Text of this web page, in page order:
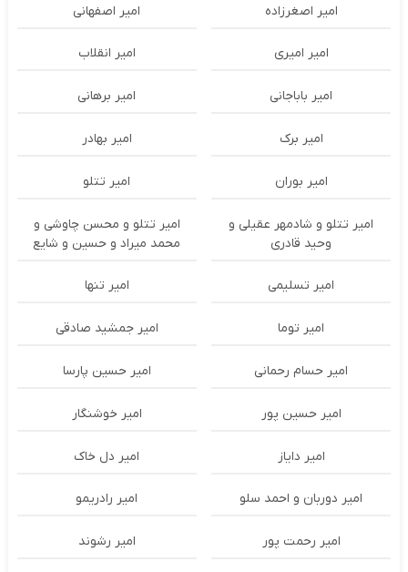
امیر اصغرزاده امیر اصفهانی
امیر امیری امیر انقلاب
امیر باباجانی امیر برهانی
امیر برک امیر بهادر
امیر بوران امیر تتلو
امیر تتلو و شادمهر عقیلی و
وحید قادری
امیر تتلو و محسن چاوشی و
محمد میراد و حسین و شایع
امیر تسلیمی امیر تنها
امیر توما امیر جمشید صادقی
امیر حسام رحمانی امیر حسین پارسا
امیر حسین پور امیر خوشنگار
امیر دایاز امیر دل خاک
امیر دوربان و احمد سلو امیر رادریمو
امیر رحمت پور امیر رشوند